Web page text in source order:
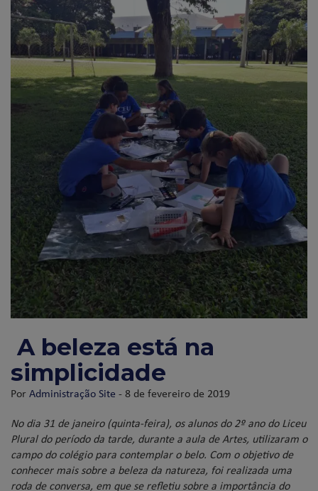
A beleza está na
simplicidade
PorAdministração Site - 8 de fevereiro de 2019
No dia 31 de janeiro (quinta-feira), os alunos do 2º ano do Liceu
Plural do período da tarde, durante a aula de Artes, utilizaram o
campo do colégio para contemplar o belo. Com o objetivo de
conhecer mais sobre a beleza da natureza, foi realizada uma
roda de conversa, em que se refletiu sobre a importância do